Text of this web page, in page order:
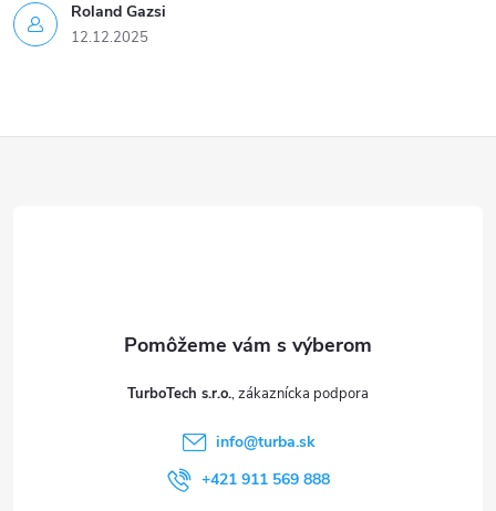
Roland Gazsi
12.12.2025
TurboTech s.r.o.
info@turba.sk
+421 911 569 888